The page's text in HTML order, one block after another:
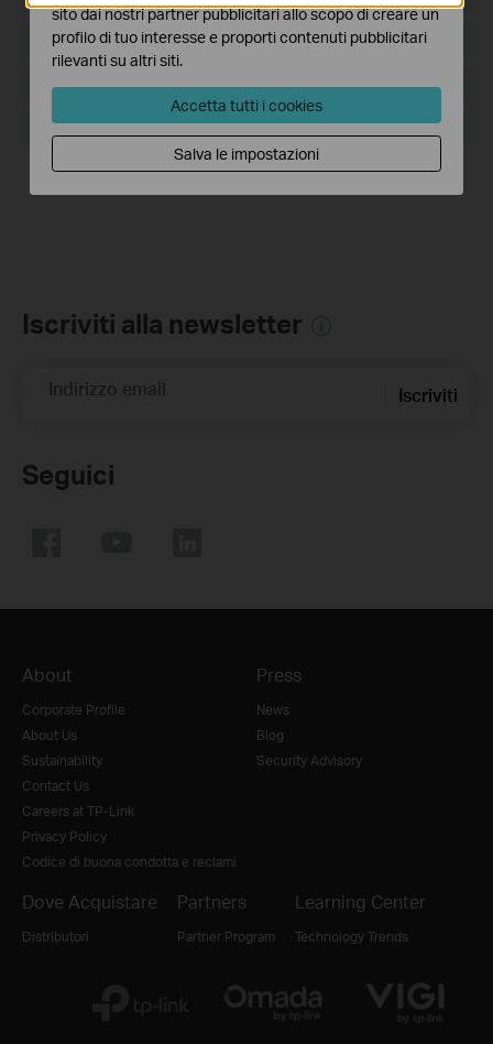
Lingua:Multi-language
Sistema operativo: Windows 7/10/11/Server 2008 64bits
Release Note >
Iscriviti alla newsletter
Indirizzo email Iscriviti
Seguici
About
Corporate Profile
About Us
Sustainability
Contact Us
Careers at TP-Link
Privacy Policy
Codice di buona condotta e reclami
Press
News
Blog
Security Advisory
Dove Acquistare
Distributori
Partners
Partner Program
Learning Center
Technology Trends
sito dai nostri partner pubblicitari allo scopo di creare un
profilo di tuo interesse e proporti contenuti pubblicitari
rilevanti su altri siti.
Accetta tutti i cookies
Salva le impostazioni